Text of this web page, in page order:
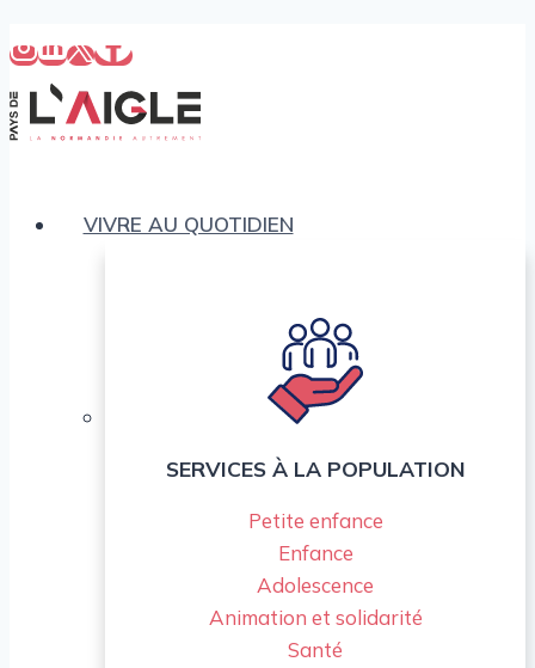
au
contenu
VIVRE AU QUOTIDIEN
SERVICES À LA POPULATION
Petite enfance
Enfance
Adolescence
Animation et solidarité
Santé